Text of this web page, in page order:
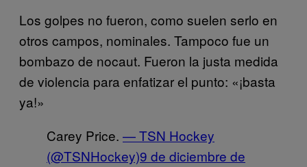
Los golpes no fueron, como suelen serlo en
otros campos, nominales. Tampoco fue un
bombazo de nocaut. Fueron la justa medida
de violencia para enfatizar el punto: «¡basta
ya!»
Carey Price. — TSN Hockey
(@TSNHockey)9 de diciembre de